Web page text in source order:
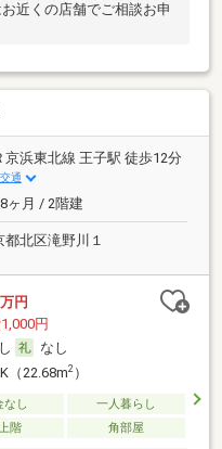
近くの店舗でご相談お申
京浜東北線 王子駅 徒歩12分
通
ヶ月 / 2階建
都北区滝野川１
万円
円
なし
（22.68m2）
なし
一人暮らし
階 角部屋